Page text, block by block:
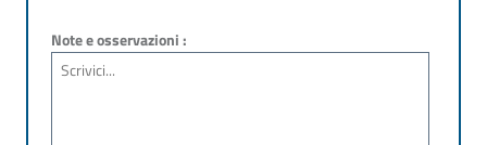
Note e osservazioni :